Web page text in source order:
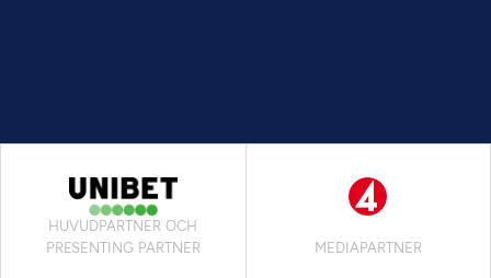
HUVUDPARTNER OCH
PRESENTING PARTNER
MEDIAPARTNER